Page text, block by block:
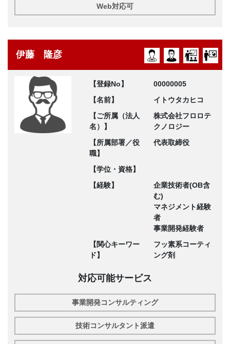
Web対応可
伊藤 隆彦
【登録No】
00000005
【名前】
イトウタカヒコ
【ご所属（法人
名）】
株式会社フロロテ
クノロジー
【所属部署／役
職】
代表取締役
【学位・資格】
【経験】
企業技術者(OB含
む)
マネジメント経験
者
事業開発経験者
【関心キーワー
ド】
フッ素系コーティ
ング剤
対応可能サービス
事業開発コンサルティング
技術コンサルタント派遣